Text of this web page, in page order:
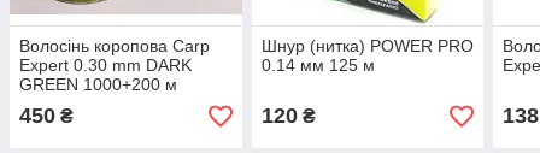
Волосінь коропова Carp
Expert 0.30 mm DARK
GREEN 1000+200 м
450 ₴
Шнур (нитка) POWER PRO
0.14 мм 125 м
120₴ 138